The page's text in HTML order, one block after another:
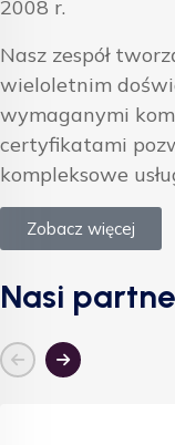
2008 r.
Nasz zespół
wieloletnim
wymaganymi
certyfikatami
kompleksowe
Zobacz więcej
Nasi